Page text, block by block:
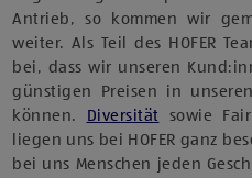
Antrieb, so kommen wir
weiter. Als Teil des HOFER
bei, dass wir unseren
günstigen Preisen in
können. Diversität sowie
liegen uns bei HOFER ganz
bei uns Menschen jeden